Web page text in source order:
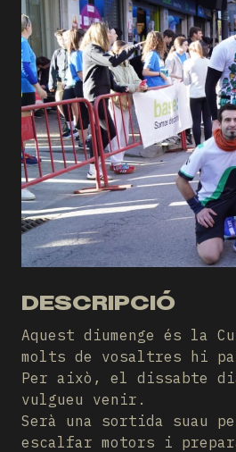
DESCRIPCIÓ
Aquest diumenge és la
molts de vosaltres hi
Per això, el dissabte
vulgueu venir.
Serà una sortida suau
escalfar motors i